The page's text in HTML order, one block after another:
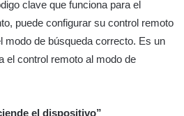
clave que funciona para el
puede configurar su control remoto
modo de búsqueda correcto. Es un
el control remoto al modo de
el dispositivo”